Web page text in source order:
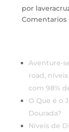
por
Comentarios
Aventure-
road,
com 98%
O Que é o
Dourada?
Níveis de